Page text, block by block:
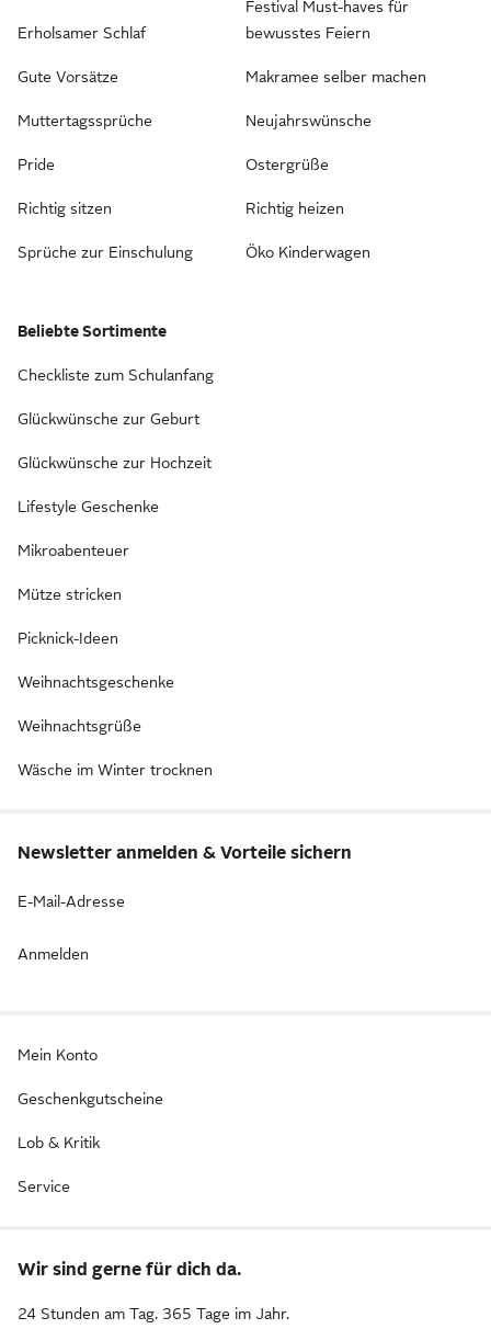
Erholsamer Schlaf
Gute Vorsätze
Muttertagssprüche
Pride
Richtig sitzen
Sprüche zur Einschulung
Festival Must-haves für
bewusstes Feiern
Makramee selber machen
Neujahrswünsche
Ostergrüße
Richtig heizen
Öko Kinderwagen
Beliebte Sortimente
Checkliste zum Schulanfang
Glückwünsche zur Geburt
Glückwünsche zur Hochzeit
Lifestyle Geschenke
Mikroabenteuer
Mütze stricken
Picknick-Ideen
Weihnachtsgeschenke
Weihnachtsgrüße
Wäsche im Winter trocknen
Newsletter anmelden & Vorteile sichern
E-Mail-Adresse
Anmelden
Mein Konto
Geschenkgutscheine
Lob & Kritik
Service
Wir sind gerne für dich da.
24 Stunden am Tag. 365 Tage im Jahr.